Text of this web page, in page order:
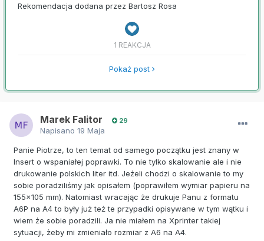
Rekomendacja dodana przez Bartosz Rosa
1 REAKCJA
Pokaż post
Marek Falitor 29
Napisano 19 Maja
Panie Piotrze, to ten temat od samego początku jest znany w
Insert o wspaniałej poprawki. To nie tylko skalowanie ale i nie
drukowanie polskich liter itd. Jeżeli chodzi o skalowanie to my
sobie poradziliśmy jak opisałem (poprawiłem wymiar papieru na
155x105 mm). Natomiast wracając że drukuje Panu z formatu
A6P na A4 to były już też te przypadki opisywane w tym wątku i
wiem że sobie poradzili. Ja nie miałem na Xprinter takiej
sytuacji, żeby mi zmieniało rozmiar z A6 na A4.